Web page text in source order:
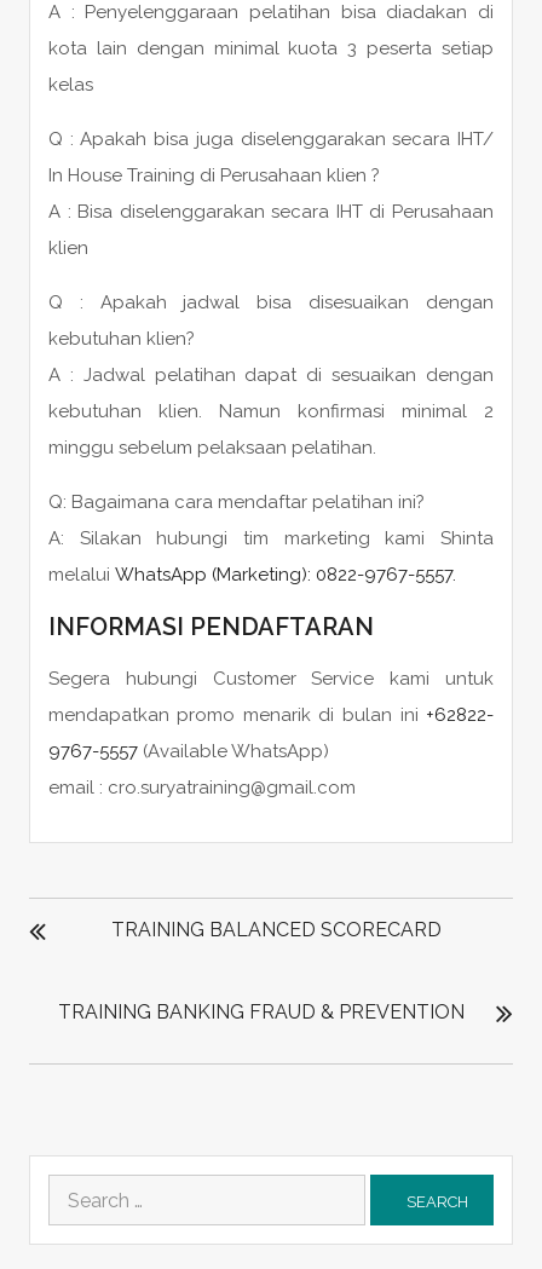
A : Penyelenggaraan pelatihan bisa diadakan di
kota lain dengan minimal kuota 3 peserta setiap
kelas
Q : Apakah bisa juga diselenggarakan secara IHT/
In House Training di Perusahaan klien ?
A : Bisa diselenggarakan secara IHT di Perusahaan
klien
Q : Apakah jadwal bisa disesuaikan dengan
kebutuhan klien?
A : Jadwal pelatihan dapat di sesuaikan dengan
kebutuhan klien. Namun konfirmasi minimal 2
minggu sebelum pelaksaan pelatihan.
Q: Bagaimana cara mendaftar pelatihan ini?
A: Silakan hubungi tim marketing kami Shinta
melalui WhatsApp (Marketing): 0822-9767-5557.
INFORMASI PENDAFTARAN
Segera hubungi Customer Service kami untuk
mendapatkan promo menarik di bulan ini +62822-
9767-5557(Available WhatsApp)
email : cro.suryatraining@gmail.com
POST
NAVIGATIONTRAINING BALANCED SCORECARD
TRAINING BANKING FRAUD & PREVENTION
for: